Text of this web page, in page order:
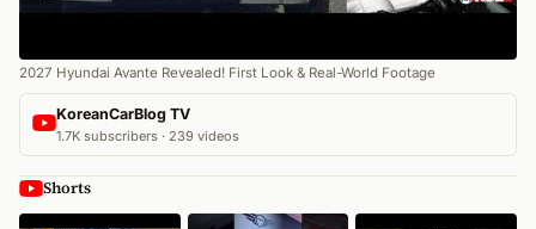
2027 Hyundai Avante Revealed! First Look & Real-World Footage
KoreanCarBlog TV
1.7K subscribers · 239 videos
Shorts